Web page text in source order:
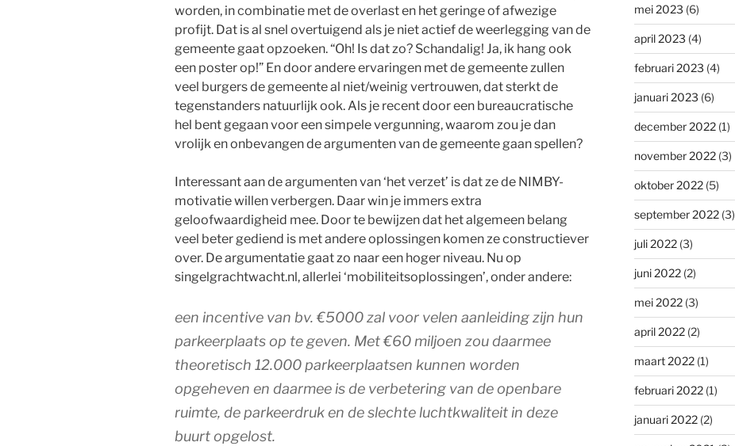
worden, in combinatie met de overlast en het geringe of afwezige
profijt. Dat is al snel overtuigend als je niet actief de weerlegging van de
gemeente gaat opzoeken. “Oh! Is dat zo? Schandalig! Ja, ik hang ook
een poster op!” En door andere ervaringen met de gemeente zullen
veel burgers de gemeente al niet/weinig vertrouwen, dat sterkt de
tegenstanders natuurlijk ook. Als je recent door een bureaucratische
hel bent gegaan voor een simpele vergunning, waarom zou je dan
vrolijk en onbevangen de argumenten van de gemeente gaan spellen?
Interessant aan de argumenten van ‘het verzet’ is dat ze de NIMBY-
motivatie willen verbergen. Daar win je immers extra
geloofwaardigheid mee. Door te bewijzen dat het algemeen belang
veel beter gediend is met andere oplossingen komen ze constructiever
over. De argumentatie gaat zo naar een hoger niveau. Nu op
singelgrachtwacht.nl, allerlei ‘mobiliteitsoplossingen’, onder andere:
een incentive van bv. €5000 zal voor velen aanleiding zijn hun
parkeerplaats op te geven. Met €60 miljoen zou daarmee
theoretisch 12.000 parkeerplaatsen kunnen worden
opgeheven en daarmee is de verbetering van de openbare
ruimte, de parkeerdruk en de slechte luchtkwaliteit in deze
buurt opgelost.
mei 2023 (6)
april 2023 (4)
februari 2023 (4)
januari 2023 (6)
december 2022(1)
november 2022(3)
oktober 2022(5)
september 2022(3)
juli 2022(3)
juni 2022(2)
mei 2022(3)
april 2022(2)
maart 2022(1)
februari 2022(1)
januari 2022(2)